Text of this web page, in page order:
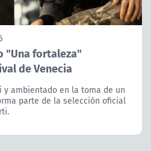
"Una fortaleza"
de Venecia
y ambientado en la toma de un
parte de la selección oficial